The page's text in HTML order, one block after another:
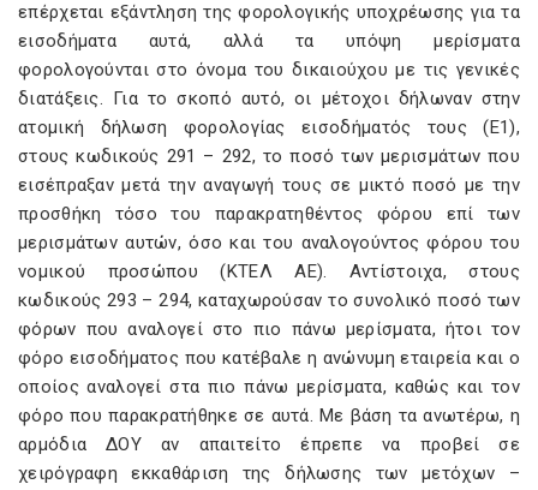
επέρχεται εξάντληση της φορολογικής υποχρέωσης για τα
εισοδήματα αυτά, αλλά τα υπόψη μερίσματα
φορολογούνται στο όνομα του δικαιούχου με τις γενικές
διατάξεις. Για το σκοπό αυτό, οι μέτοχοι δήλωναν στην
ατομική δήλωση φορολογίας εισοδήματός τους (Ε1),
στους κωδικούς 291 – 292, το ποσό των μερισμάτων που
εισέπραξαν μετά την αναγωγή τους σε μικτό ποσό με την
προσθήκη τόσο του παρακρατηθέντος φόρου επί των
μερισμάτων αυτών, όσο και του αναλογούντος φόρου του
νομικού προσώπου (ΚΤΕΛ ΑΕ). Αντίστοιχα, στους
κωδικούς 293 – 294, καταχωρούσαν το συνολικό ποσό των
φόρων που αναλογεί στο πιο πάνω μερίσματα, ήτοι τον
φόρο εισοδήματος που κατέβαλε η ανώνυμη εταιρεία και ο
οποίος αναλογεί στα πιο πάνω μερίσματα, καθώς και τον
φόρο που παρακρατήθηκε σε αυτά. Με βάση τα ανωτέρω, η
αρμόδια ΔΟΥ αν απαιτείτο έπρεπε να προβεί σε
χειρόγραφη εκκαθάριση της δήλωσης των μετόχων –